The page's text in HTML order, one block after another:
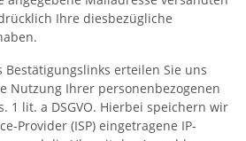
Ihre diesbezügliche
erteilen Sie uns
Nutzung Ihrer personenbezogenen
1 lit. a DSGVO. Hierbei speichern wir
Provider (ISP) eingetragene IP-